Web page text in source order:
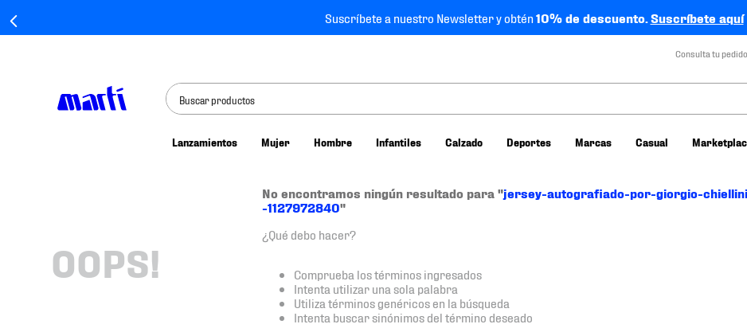
Suscríbete a nuestro Newsletter y obtén10% de descuento.Suscríbete aquí
Consulta tu pedido
Buscar productos
Lanzamientos Mujer Hombre Infantiles Calzado Deportes Marcas Casual
OOPS!
No encontramos ningún resultado para "jersey-autografiado-por-giorgio-
-1127972840"
¿Qué debo hacer?
Comprueba los términos ingresados
Intenta utilizar una sola palabra
Utiliza términos genéricos en la búsqueda
Intenta buscar sinónimos del término deseado
tenis futbol